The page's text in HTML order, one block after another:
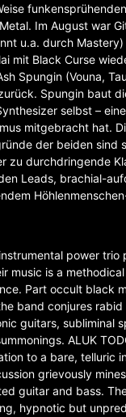
Im August war
u.a. durch
mit Black Curse
Spungin (Vouna,
Spungin baut
selbst –
mitgebracht hat.
der beiden sind
zu durchdringende
Leads, brachial-
power trio
music is a
Part occult black
band conjures
guitars, subliminal
ALUK
to a bare, telluric
grievously
guitar and bass.
hypnotic but